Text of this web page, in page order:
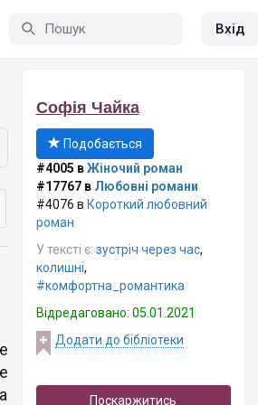
Вхід
Софія Чайка
Подобається
#4005 вЖіночий роман
#17767 в Любовні романи
#4076 в Короткий любовний
роман
У тексті є: зустріч через час,
колишні,
#комфортна_романтика
Відредаговано: 05.01.2021
Додати до бібліотеки
Поскаржитись